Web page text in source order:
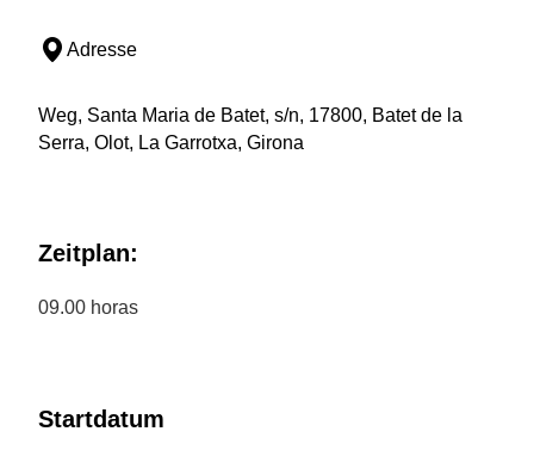
Adresse
Weg, Santa Maria de Batet, s/n, 17800, Batet de la
Serra, Olot, La Garrotxa, Girona
Zeitplan:
09.00 horas
Startdatum